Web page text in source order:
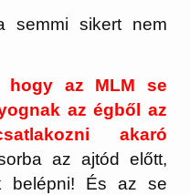
semmi sikert nem
hogy az MLM se
az égből az
akaró
az ajtód előtt,
belépni! És az se